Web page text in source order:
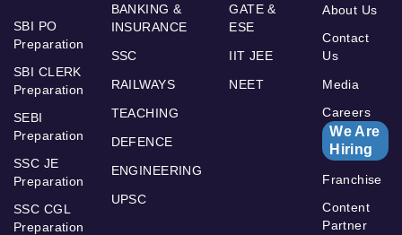
SBI PO
Preparation
SBI CLERK
Preparation
SEBI
Preparation
SSC JE
Preparation
SSC CGL
Preparation
BANKING &
INSURANCE
SSC
RAILWAYS
TEACHING
DEFENCE
ENGINEERING
UPSC
GATE &
ESE
IIT JEE
NEET
About Us
Contact
Us
Media
Careers
We Are
Hiring
Franchise
Content
Partner